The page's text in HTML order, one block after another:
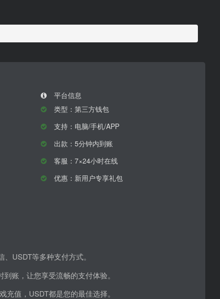
平台信息
类型：第三方钱包
支持：电脑/手机/APP
出款：5分钟内到账
客服：7×24小时在线
优惠：新用户专享礼包
USDT等多种支付方式。
账，让您享受流畅的支付体验。
值，USDT都是您的最佳选择。